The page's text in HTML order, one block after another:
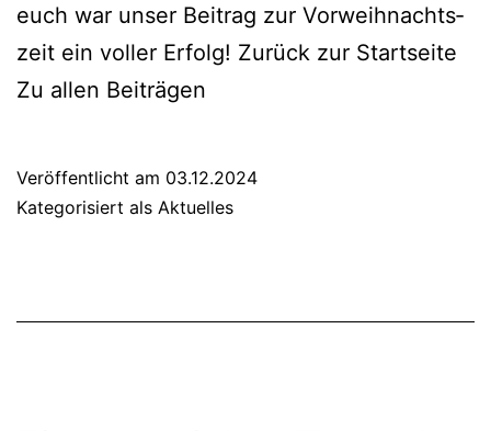
euch war unser Bei­trag zur Vor­weih­nachts­
zeit ein vol­ler Erfolg! Zurück zur Start­sei­te
Zu allen Bei­trä­gen
Veröffentlicht am 03.12.2024
Kategorisiert als Aktuelles